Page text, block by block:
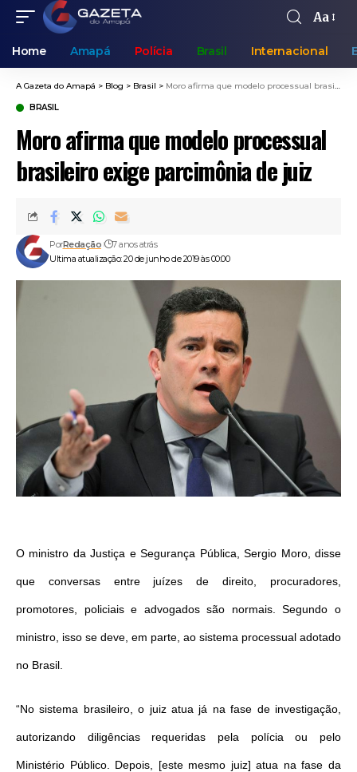
Aa
Home Amapá Polícia Brasil Internacional
A Gazeta do Amapá > Blog > Brasil > Moro afirma que modelo processual brasileiro exige parcimônia de juiz
BRASIL
Moro afirma que modelo processual
brasileiro exige parcimônia de juiz
Ultima atualização: 20 de junho de 2019 às 00:00
PorRedação 7 anos atrás
O ministro da Justiça e Segurança Pública, Sergio Moro, disse
que conversas entre juízes de direito, procuradores,
promotores, policiais e advogados são normais. Segundo o
ministro, isso se deve, em parte, ao sistema processual adotado
no Brasil.
“No sistema brasileiro, o juiz atua já na fase de investigação,
autorizando diligências requeridas pela polícia ou pelo
Ministério Público. Depois, [este mesmo juiz] atua na fase da